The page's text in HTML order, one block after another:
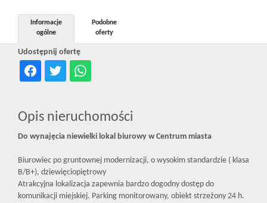
RODO
Udostępnij ofertę
Informacje
ogólne
Podobne
oferty
Opis nieruchomości
Do wynajęcia niewielki lokal biurowy w Centrum miasta
Biurowiec po gruntownej modernizacji, o wysokim standardzie ( klasa
B/B+), dziewięciopiętrowy
Atrakcyjna lokalizacja zapewnia bardzo dogodny dostęp do
komunikacji miejskiej. Parking monitorowany, obiekt strzeżony 24 h.